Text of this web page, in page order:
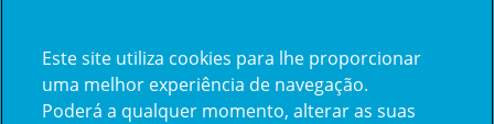
certification2certification3
Este site utiliza cookies para lhe proporcionar
uma melhor experiência de navegação.
Poderá a qualquer momento, alterar as suas